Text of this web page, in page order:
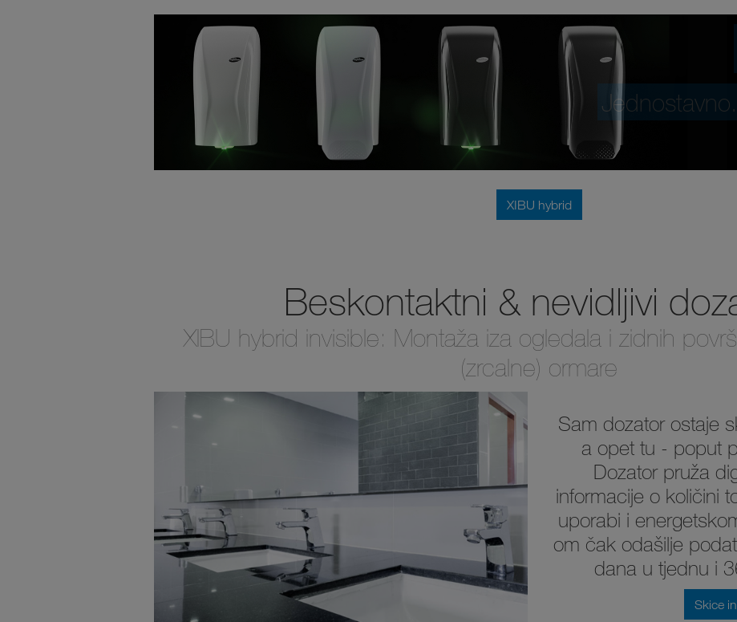
XIBU hybrid
Beskontaktni & nevidljivi
XIBU hybrid invisible: Montaža iza ogledala i zidnih
(zrcalne) ormare
Sam dozator ostaje
a opet tu - poput
Dozator pruža
informacije o količini
uporabi i
om čak odašilje
dana u tjednu i
Skice